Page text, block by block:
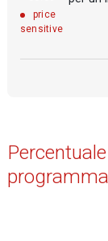
price
sensitive